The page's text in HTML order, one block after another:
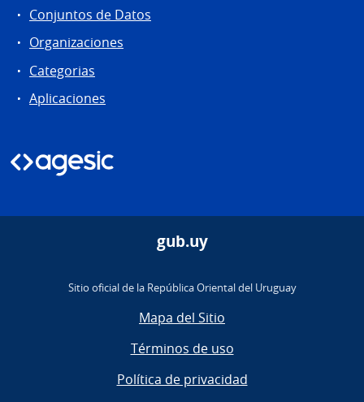
Conjuntos de Datos
Organizaciones
Categorias
Aplicaciones
gub.uy
Sitio oficial de la República Oriental del Uruguay
Mapa del Sitio
Términos de uso
Política de privacidad